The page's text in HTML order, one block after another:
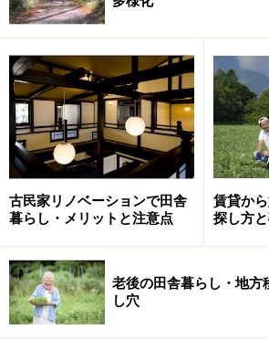
ンドハウスの魅力
ころは、気候が厳しいもの。ワンシ
めるのではなく、1年を通してその
んでみることから始めてはいかがで
物の状況や街の様子を見たり、自然
していくと、自分たちの求める場所
います。オンシーズンとオフシーズ
合も変わってきますからね」
「積雪のあるエリアなら、道路の雪
市で除雪あるいは別荘地だったら、
とが多い）、雪が積もっても現地ま
古民家リノベーションで田舎
暮らし・メリットと注意点
賃貸か
探し方
老後の田舎暮らし・地方
し穴